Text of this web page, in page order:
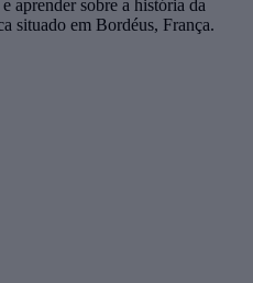
aprender sobre a história da
situado em Bordéus, França.